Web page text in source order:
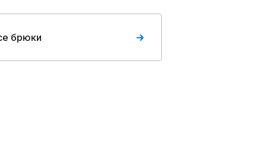
брюки